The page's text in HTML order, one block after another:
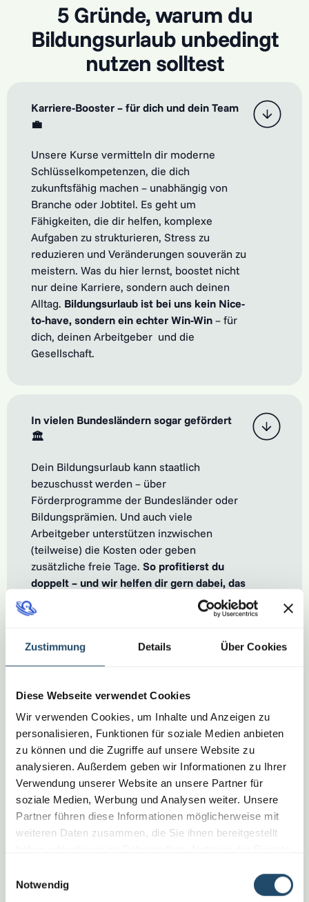
Zustimmung Details Über Cookies
Diese Webseite verwendet Cookies
Wir verwenden Cookies, um Inhalte und Anzeigen zu
personalisieren, Funktionen für soziale Medien anbieten
zu können und die Zugriffe auf unsere Website zu
analysieren. Außerdem geben wir Informationen zu Ihrer
Verwendung unserer Website an unsere Partner für
soziale Medien, Werbung und Analysen weiter. Unsere
Partner führen diese Informationen möglicherweise mit
weiteren Daten zusammen, die Sie ihnen bereitgestellt
Notwendig
5 Gründe, warum du
Bildungsurlaub unbedingt
nutzen solltest
Karriere-Booster – für dich und dein Team
💼
Unsere Kurse vermitteln dir moderne
Schlüsselkompetenzen, die dich
zukunftsfähig machen – unabhängig von
Branche oder Jobtitel. Es geht um
Fähigkeiten, die dir helfen, komplexe
Aufgaben zu strukturieren, Stress zu
reduzieren und Veränderungen souverän zu
meistern. Was du hier lernst, boostet nicht
nur deine Karriere, sondern auch deinen
Alltag. Bildungsurlaub ist bei uns kein Nice-
to-have, sondern ein echter Win-Win – für
dich, deinen Arbeitgeber und die
Gesellschaft.
In vielen Bundesländern sogar gefördert
🏛️
Dein Bildungsurlaub kann staatlich
bezuschusst werden – über
Förderprogramme der Bundesländer oder
Bildungsprämien. Und auch viele
Arbeitgeber unterstützen inzwischen
(teilweise) die Kosten oder geben
zusätzliche freie Tage. So profitierst du
doppelt – und wir helfen dir gern dabei, das
Beste aus beiden Welten herauszuholen.
Die Kosten für deinen Bildungsurlaub kannst
du in der Regel als Werbungskosten von der
Steuer absetzen – oft sogar komplett. Das
bedeutet: Du investierst in dich und
bekommst einen Teil der Kosten über deine
Steuererklärung zurück.Informiere dich am
besten bei deinem Steuerberater, welche
Möglichkeiten in deinem Fall bestehen.
Extra bezahlte Freistellung für deine